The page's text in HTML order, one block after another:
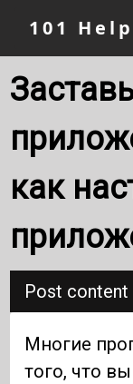
101 Help
как
Post content
Многие
того, что